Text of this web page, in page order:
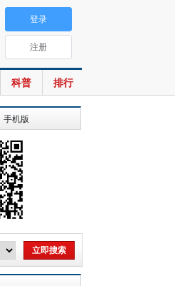
科普 排行
登录
注册
手机版